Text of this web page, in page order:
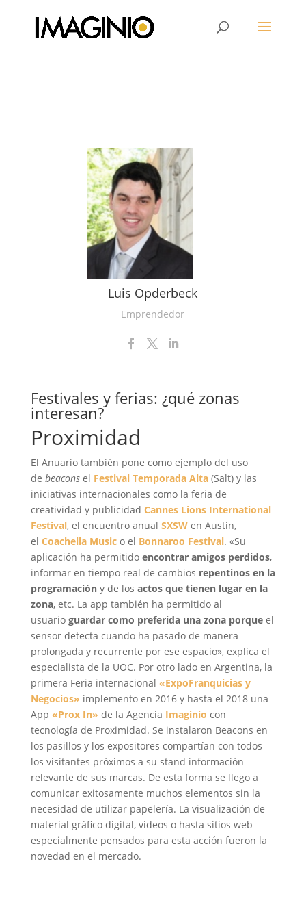
Luis Opderbeck
Emprendedor
Festivales y ferias: ¿qué zonas
interesan?
Proximidad
El Anuario también pone como ejemplo del uso
de beacons el Festival Temporada Alta (Salt) y las
iniciativas internacionales como la feria de
creatividad y publicidad Cannes Lions International
Festival, el encuentro anual SXSW en Austin,
el Coachella Musico el Bonnaroo Festival. «Su
aplicación ha permitido encontrar amigos perdidos,
informar en tiempo real de cambios repentinos en la
programacióny de los actos que tienen lugar en la
zona, etc. La app también ha permitido al
usuarioguardar como preferida una zona porqueel
sensor detecta cuando ha pasado de manera
prolongada y recurrente por ese espacio», explica el
especialista de la UOC. Por otro lado en Argentina, la
primera Feria internacional «ExpoFranquicias y
Negocios» implemento en 2016 y hasta el 2018 una
App «Prox In» de la Agencia Imaginio con
tecnología de Proximidad. Se instalaron Beacons en
los pasillos y los expositores compartían con todos
los visitantes próximos a su stand información
relevante de sus marcas. De esta forma se llego a
comunicar exitosamente muchos elementos sin la
necesidad de utilizar papelería. La visualización de
material gráfico digital, videos o hasta sitios web
especialmente pensados para esta acción fueron la
novedad en el mercado.